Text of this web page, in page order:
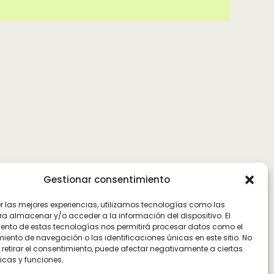
Gestionar consentimiento
las mejores experiencias, utilizamos tecnologías como las
almacenar y/o acceder a la información del dispositivo. El
de estas tecnologías nos permitirá procesar datos como el
de navegación o las identificaciones únicas en este sitio. No
el consentimiento, puede afectar negativamente a ciertas
y funciones.